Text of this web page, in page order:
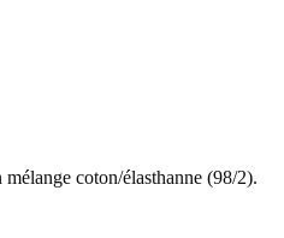
coton/élasthanne (98/2).